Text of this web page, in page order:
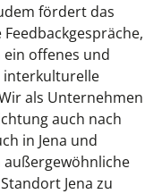
fördert das
offenes und
interkulturelle
als Unternehmen
auch nach
in Jena und
Jena zu